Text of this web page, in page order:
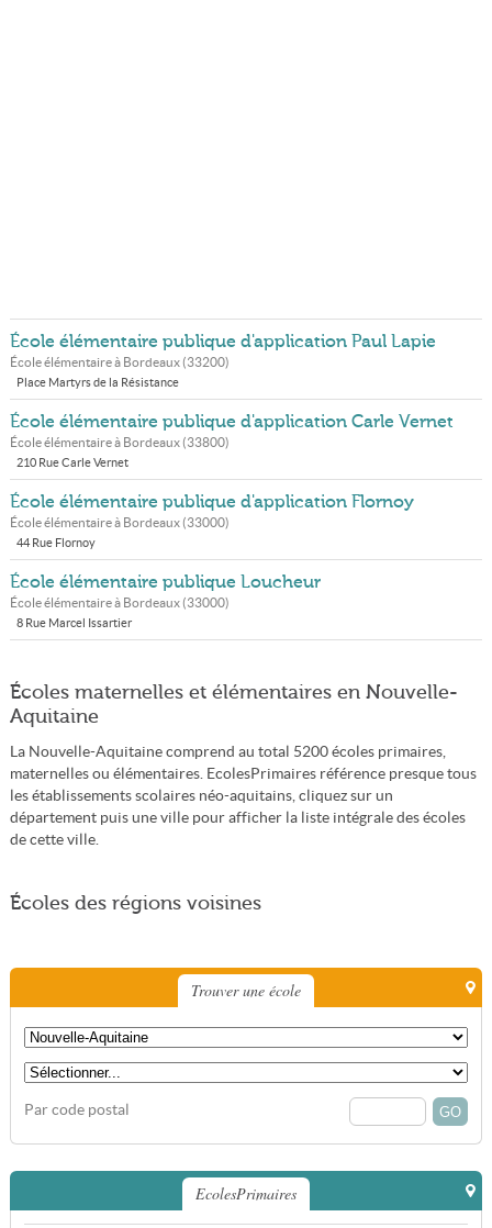
École élémentaire publique d'application Paul Lapie
École élémentaire à Bordeaux(33200)
Place Martyrs de la Résistance
École élémentaire publique d'application Carle Vernet
École élémentaire à Bordeaux(33800)
210 Rue Carle Vernet
École élémentaire publique d'application Flornoy
École élémentaire à Bordeaux(33000)
44 Rue Flornoy
École élémentaire publique Loucheur
École élémentaire à Bordeaux(33000)
8 Rue Marcel Issartier
Écoles maternelles et élémentaires en Nouvelle-
Aquitaine
La Nouvelle-Aquitaine comprend au total 5200 écoles primaires,
maternelles ou élémentaires. EcolesPrimaires référence presque tous
les établissements scolaires néo-aquitains, cliquez sur un
département puis une ville pour afficher la liste intégrale des écoles
de cette ville.
Écoles des régions voisines
Trouver une école
Par code postal
EcolesPrimaires